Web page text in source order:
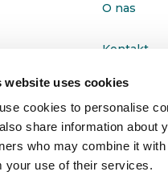
website uses cookies
cookies to personalise
share information about
who may combine it
your use of their services.
O nas
Kontakt
Polityka